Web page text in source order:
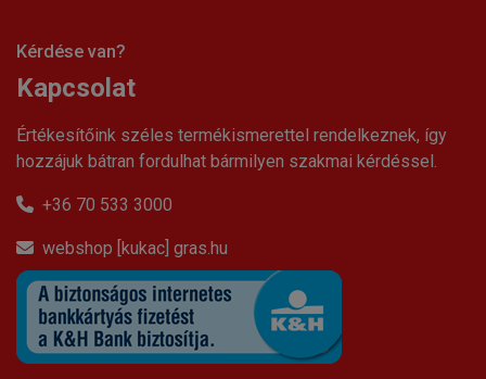
Kérdése van?
Kapcsolat
Értékesítőink széles termékismerettel rendelkeznek, így
hozzájuk bátran fordulhat bármilyen szakmai kérdéssel.
+36 70 533 3000
webshop [kukac] gras.hu